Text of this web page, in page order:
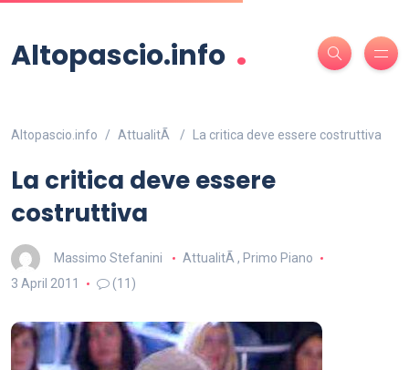
Altopascio.info .
Altopascio.info AttualitÃ La critica deve essere costruttiva
La critica deve essere
costruttiva
Massimo Stefanini AttualitÃ , Primo Piano
3 April 2011
(11)